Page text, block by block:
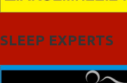
SLEEP EXPERTS